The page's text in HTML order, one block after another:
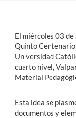
Alumni
El miércoles 03
Quinto
Universidad
cuarto nivel,
Material
Esta idea se
documentos y